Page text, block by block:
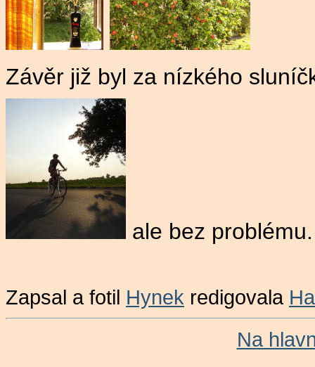
Závěr již byl za nízkého
ale bez
Zapsal a fotil Hynek redigovala
Na